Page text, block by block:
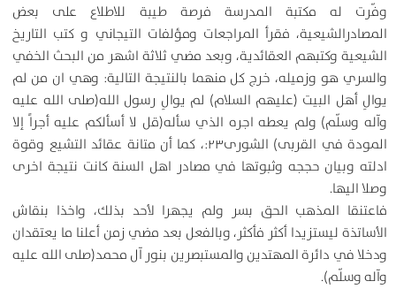
وفّرت له مكتبة المدرسة فرصة طيبة للاطلاع على بعض
المصادرالشيعية، فقرأ المراجعات ومؤلفات التيجاني و كتب التاريخ
الشيعية وكتبهم العقائدية، وبعد مضي ثلاثة اشهر من البحث الخفي
والسري هو وزميله، خرج كل منهما بالنتيجة التالية: وهي ان من لم
يوالِ أهل البيت (عليهم السلام) لم يوالِ رسول الله(صلى الله عليه
وآله وسلّم) ولم يعطه اجره الذي سأله(قل لا أسألكم عليه أجراً إلا
المودة في القربى) الشورى‎:۲۳، كما أن متانة عقائد التشيع وقوة
ادلته وبيان حججه وثبوتها في مصادر اهل السنة كانت نتيجة اخرى
وصلا اليها.
فاعتنقا المذهب الحق بسر ولم يجهرا لأحد بذلك، واخذا بنقاش
الأساتذة ليستزيدا أكثر فأكثر، وبالفعل بعد مضي زمن أعلنا ما يعتقدان
ودخلا في دائرة المهتدين والمستبصرين بنور آل محمد(صلى الله عليه
وآله وسلّم).